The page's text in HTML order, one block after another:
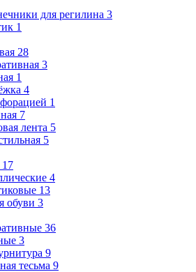
для регилина 3
1
28
3
1
4
1
7
лента 5
5
17
4
13
обуви 3
36
3
9
тесьма 9